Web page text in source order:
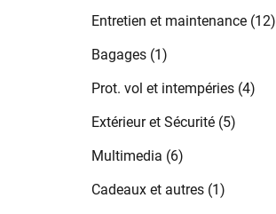
Entretien et maintenance (12)
Bagages (1)
Prot. vol et intempéries (4)
Extérieur et Sécurité (5)
Multimedia (6)
Cadeaux et autres (1)